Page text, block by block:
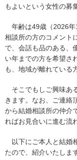
もよいという女性の募
年齢は49歳（2026年
相談所の方のコメント
で、会話も品のある、
い年までの方を希望さ
も、地域が離れている
そこでもしご興味あ
きます。なお、ご連絡
から結婚相談所の仲介
ればお見合いに進む流
以下にご本人と結婚
たので、紹介いたしま